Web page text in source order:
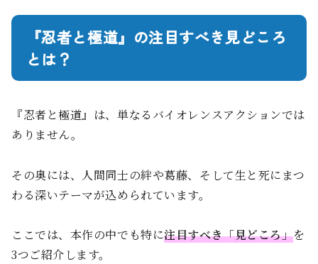
『忍者と極道』の注目すべき見どころ
とは？
『忍者と極道』は、単なるバイオレンスアクションでは
ありません。
その奥には、人間同士の絆や葛藤、そして生と死にまつ
わる深いテーマが込められています。
ここでは、本作の中でも特に注目すべき「見どころ」を
3つご紹介します。